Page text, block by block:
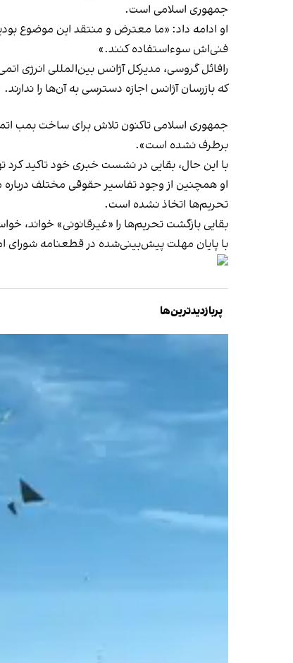
جمهوری اسلامی است.
او ادامه داد: «ما معترض و منتقد این موضوع
فنی‌اش سوءاستفاده کنند.»
رافائل گروسی، مدیرکل آژانس بین‌المللی انرژی اتمی، ۲۷ مهر اعلام کرد جمهوری اسلامی عمده ذخایر اورانیوم غنی‌شده خود را در تاسیسات هسته‌ای
که بازرسان آژانس اجازه دسترسی به آن‌ها را ندارند.
جمهوری اسلامی تاکنون تلاش برای ساخت بمب
برطرف نشده است».
با این حال، بقایی در نشست خبری خود تاکید کرد
او همچنین از وجودتفاسیر حقوقی مختلف
تحریم‌ها اتخاذ نشده است.
بقایی بازگشت تحریم‌ها را «غیرقانونی» خواند،
با پایان مهلت پیش‌بینی‌شده در قطعنامه شورای
پربازدیدترین‌ها